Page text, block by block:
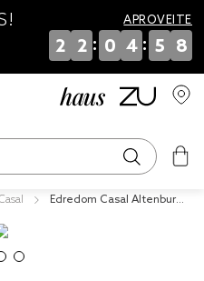
APROVEITE
2 2 : 0 4 : 5 8
Edredom Casal Altenburg